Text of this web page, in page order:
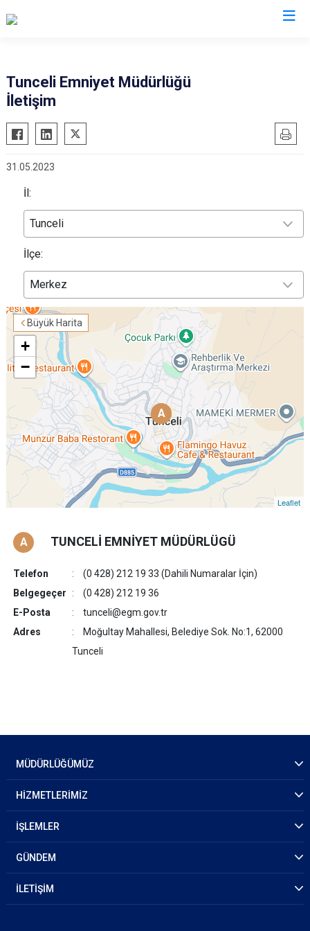
Tunceli Emniyet Müdürlüğü
İletişim
31.05.2023
İl:
Tunceli
İlçe:
Merkez
Büyük Harita
A
A
+
−
Leaflet
A TUNCELİ EMNİYET MÜDÜRLÜGÜ
Telefon
(0 428) 212 19 33 (Dahili Numaralar İçin)
Belgegeçer
(0 428) 212 19 36
E-Posta
tunceli@egm.gov.tr
Adres
Moğultay Mahallesi, Belediye Sok. No:1, 62000
Tunceli
MÜDÜRLÜĞÜMÜZ
HİZMETLERİMİZ
İŞLEMLER
GÜNDEM
İLETİŞİM